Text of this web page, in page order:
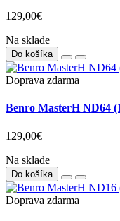
129,00€
Na sklade
Do košíka
Doprava zdarma
Benro MasterH ND64
129,00€
Na sklade
Do košíka
Doprava zdarma